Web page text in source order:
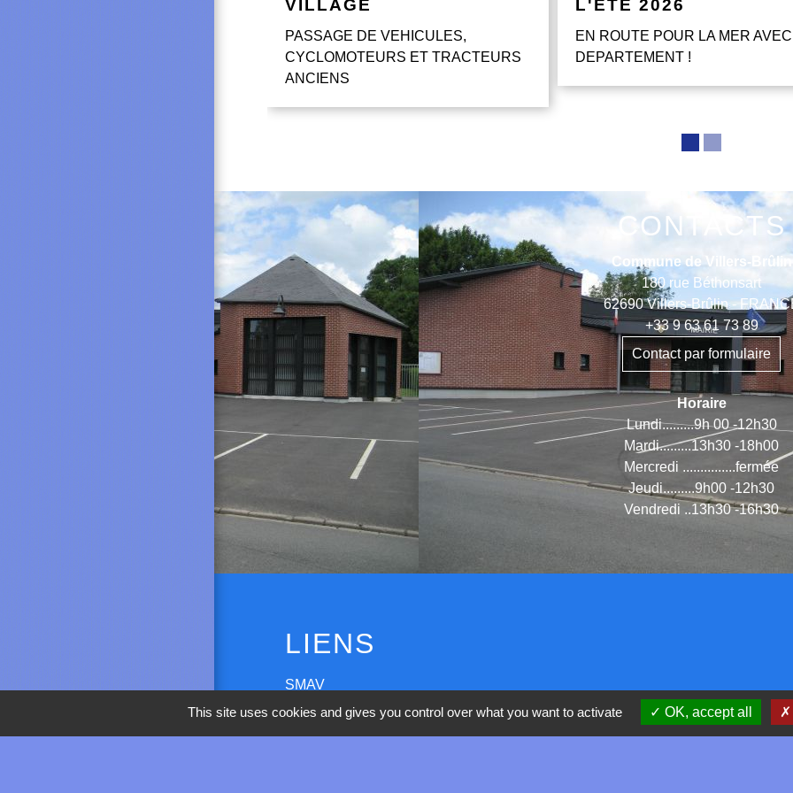
VILLAGE
PASSAGE DE VEHICULES,
CYCLOMOTEURS ET TRACTEURS
ANCIENS
L'ETE 2026
EN ROUTE POUR LA MER
DEPARTEMENT !
CONTACTS
Commune de Villers-Brûlin
180 rue Béthonsart
62690 Villers-Brûlin -
+33 9 63 61 73 89
Contact par formulaire
Horaire
Lundi.........9h 00 -12h30
Mardi.........13h30 -18h00
Mercredi ...............fermée
Jeudi.........9h00 -12h30
Vendredi ..13h30 -16h30
LIENS
SMAV
COMMUNAUTÉ DE COMMUNES DE
L'ARTOIS
This site uses cookies and gives you control over what you want to activate OK, accept all